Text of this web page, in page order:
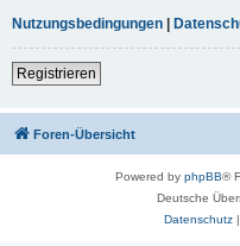
Nutzungsbedingungen |
Registrieren
Foren-Übersicht
Powered by phpBB®
Deutsche
Datenschutz|